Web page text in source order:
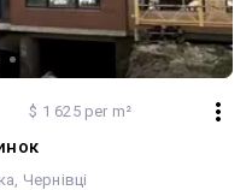
$ 1 625 per m²
Чернівці